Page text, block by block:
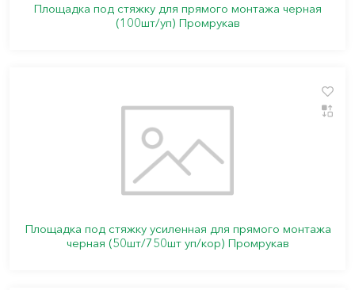
Площадка под стяжку для прямого монтажа черная
(100шт/уп) Промрукав
Площадка под стяжку усиленная для прямого монтажа
черная (50шт/750шт уп/кор) Промрукав